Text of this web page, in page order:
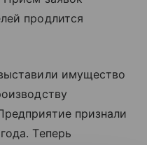
продлится
имущество
признали
Теперь